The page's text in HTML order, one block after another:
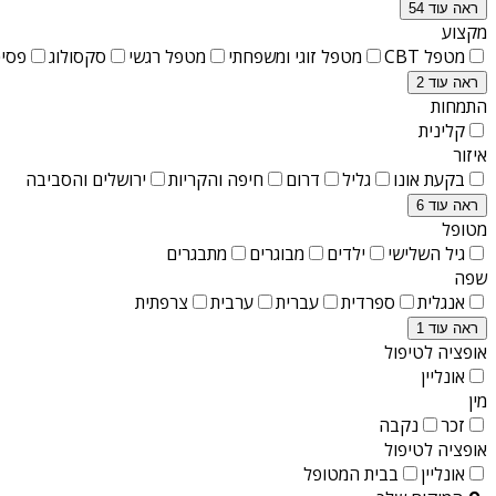
ראה עוד 54
מקצוע
מטפל CBT
מטפל זוגי ומשפחתי מטפל רגשי סקסולוג
ראה עוד 2
התמחות
קלינית
איזור
בקעת אונו
גליל דרום חיפה והקריות ירושלים והסביבה
ראה עוד 6
מטופל
גיל השלישי
ילדים מבוגרים
מתבגרים
שפה
אנגלית
ספרדית עברית ערבית צרפתית
ראה עוד 1
אופציה לטיפול
אונליין
מין
זכר
נקבה
אופציה לטיפול
אונליין
בבית המטופל